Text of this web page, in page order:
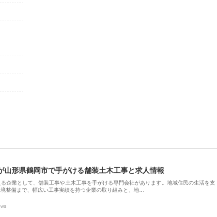
山形県鶴岡市で手がける舗装土木工事と求人情報
企業として、舗装工事や土木工事を手がける専門会社があります。地域住民の生活を支
整備まで、幅広い工事実績を持つ企業の取り組みと、地…